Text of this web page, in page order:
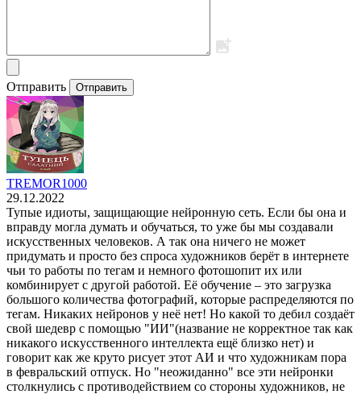
Отправить Отправить
TREMOR1000
29.12.2022
Тупые идиоты, защищающие нейронную сеть. Если бы она и
вправду могла думать и обучаться, то уже бы мы создавали
искусственных человеков. А так она ничего не может
придумать и просто без спроса художников берёт в интернете
чьи то работы по тегам и немного фотошопит их или
комбинирует с другой работой. Её обучение – это загрузка
большого количества фотографий, которые распределяются по
тегам. Никаких нейронов у неё нет! Но какой то дебил создаёт
свой шедевр с помощью "ИИ"(название не корректное так как
никакого искусственного интеллекта ещё близко нет) и
говорит как же круто рисует этот АИ и что художникам пора
в февральский отпуск. Но "неожиданно" все эти нейронки
столкнулись с противодействием со стороны художников, не